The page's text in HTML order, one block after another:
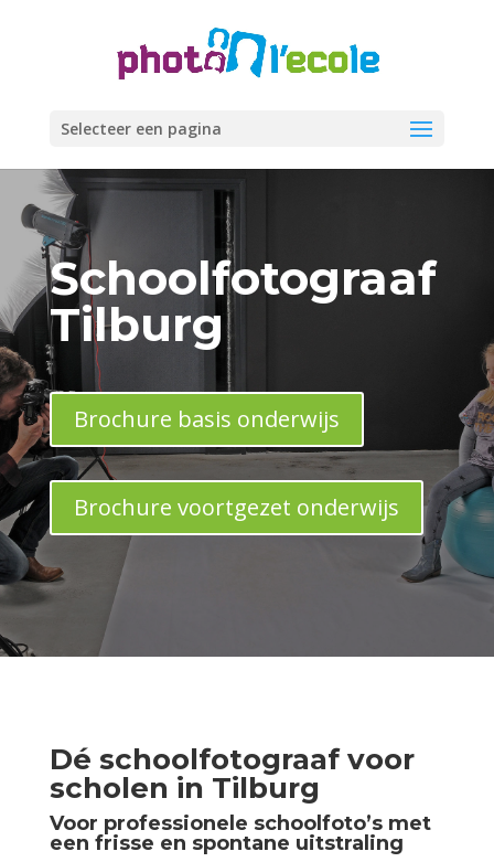
Selecteer een pagina
Schoolfotograaf
Tilburg
Brochure basis onderwijs
Brochure voortgezet onderwijs
Dé schoolfotograaf voor
scholen in Tilburg
Voor professionele schoolfoto’s met
een frisse en spontane uitstraling